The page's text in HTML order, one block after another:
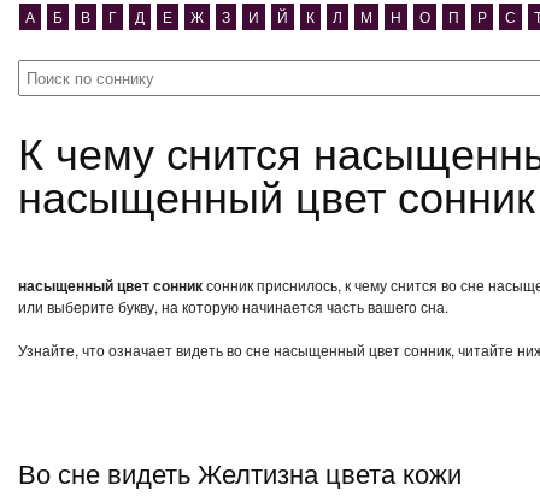
А Б В Г Д Е Ж З И Й К Л М Н О П Р С
К чему снится насыщенный цвет сонник?
насыщенный цвет
насыщенный цвет сонниксонник приснилось, к чему снится во сне
или выберите букву, на которую начинается часть вашего сна.
Узнайте, что означает видеть во сне насыщенный цвет сонник, читайте
Во сне видеть Желтизна цвета кожи